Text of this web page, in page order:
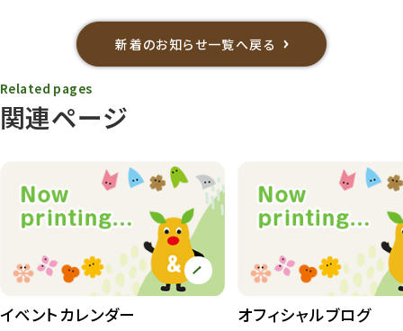
新着のお知らせ一覧へ戻る
関連ページ
Related pages
イベントカレンダー オフィシャルブログ